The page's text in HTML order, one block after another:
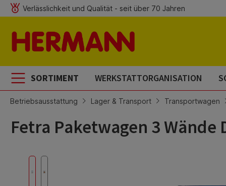
Hauptinhalt springen
Zur Suche springen
Zur Hauptnavigation springen
Verlässlichkeit und Qualität - seit über 70 Jahren
SORTIMENT WERKSTATTORGANISATION
Betriebsausstattung Lager & Transport Transportwagen
Fetra Paketwagen 3
Bildergalerie überspringen